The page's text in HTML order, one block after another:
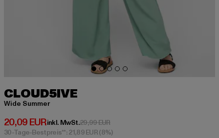
CLOUD5IVE
Wide Summer
20,09 EUR
Derzeitiger Preis: 20,09 EUR
inkl. MwSt.29,99 EURAktionspreis: 29,99 EUR
30-Tage-Bestpreis**: 21,89 EUR(8%)